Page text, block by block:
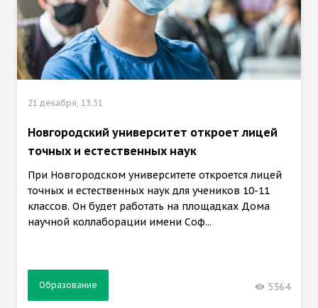
21 декабря, 13:51
Новгородский университет откроет лицей
точных и естественных наук
При Новгородском университете откроется лицей
точных и естественных наук для учеников 10-11
классов. Он будет работать на площадках Дома
научной коллаборации имени Соф...
Образование 5364